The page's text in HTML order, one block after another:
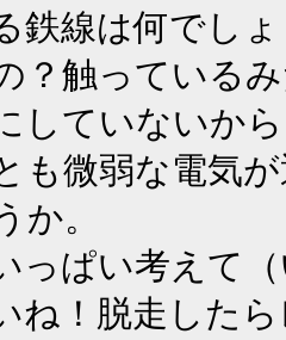
鉄線は何でし
？触っている
していないか
も微弱な電気
か。
っぱい考えて
ね！脱走した